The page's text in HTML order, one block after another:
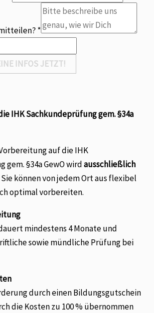
*
INFOS JETZT!
IHK Sachkundeprüfung gem. §34a
auf die IHK
gem. §34a GewO wirdausschließlich
können von jedem Ort aus flexibel
optimal vorbereiten.
mindestens 4 Monate und
sowie mündliche Prüfung bei
durch einen Bildungsgutschein
die Kosten zu 100 % übernommen